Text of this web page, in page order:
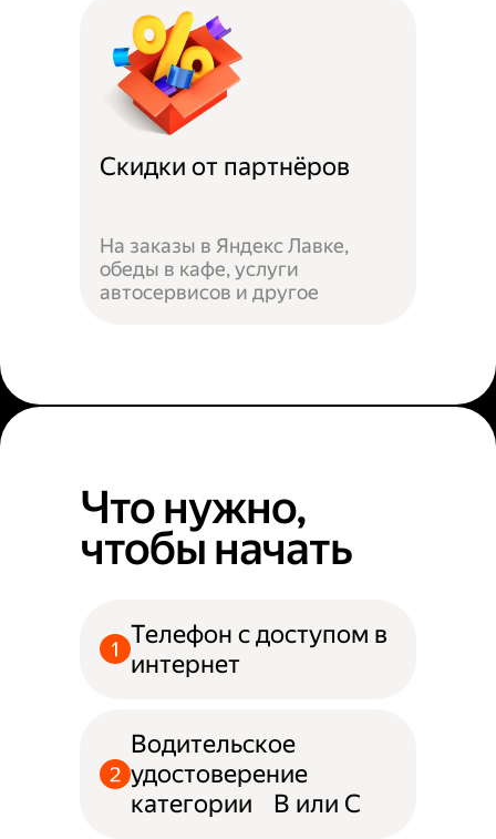
Скидки от партнёров
На заказы в Яндекс Лавке,
обеды в кафе, услуги
автосервисов и другое
Что нужно,
чтобы начать
Телефон с доступом в
интернет
Водительское
удостоверение
категории B или С